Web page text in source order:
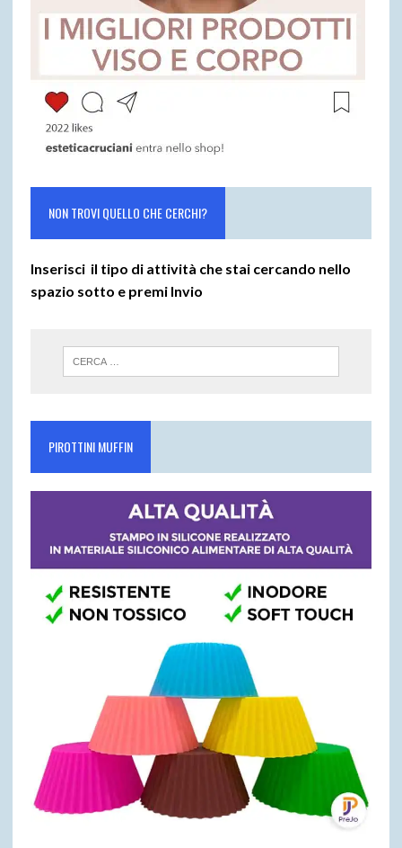
NON TROVI QUELLO CHE CERCHI?
Inserisci il tipo di attività che stai cercando nello
spazio sotto e premi Invio
PIROTTINI MUFFIN